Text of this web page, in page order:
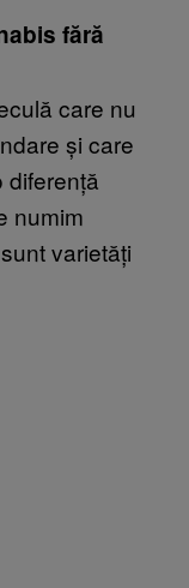
fără
care nu
și care
diferență
numim
varietăți